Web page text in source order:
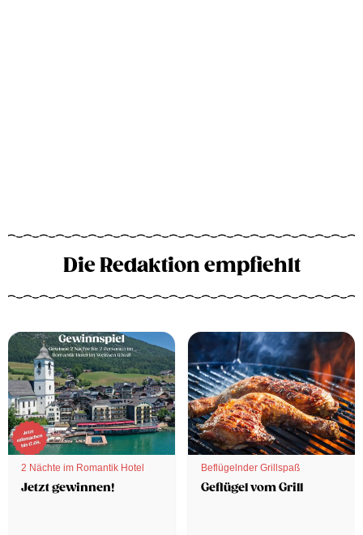
Die Redaktion empfiehlt
2 Nächte im Romantik Hotel
Jetzt gewinnen!
Beflügelnder Grillspaß
Geflügel vom Grill